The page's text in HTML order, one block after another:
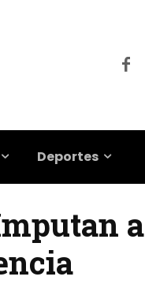
Deportes
a